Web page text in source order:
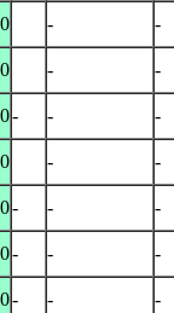
- -
- -
- - -
- -
- - -
- - -
- -
-